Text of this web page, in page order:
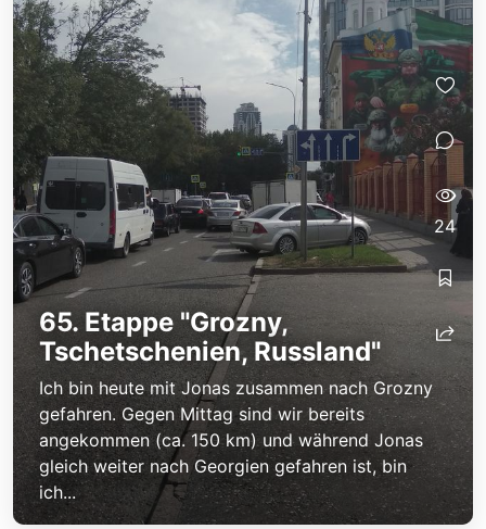
65. Etappe "Grozny,
Tschetschenien, Russland"
Ich bin heute mit Jonas zusammen nach Grozny
gefahren. Gegen Mittag sind wir bereits
angekommen (ca. 150 km) und während Jonas
gleich weiter nach Georgien gefahren ist, bin
ich...
24